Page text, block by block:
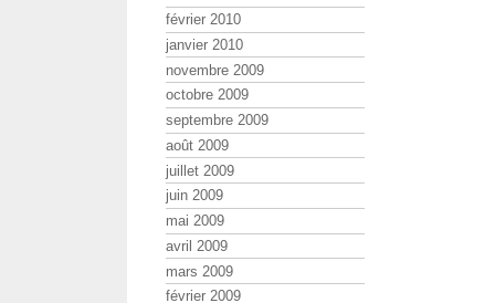
février 2010
janvier 2010
novembre 2009
octobre 2009
septembre 2009
août 2009
juillet 2009
juin 2009
mai 2009
avril 2009
mars 2009
février 2009